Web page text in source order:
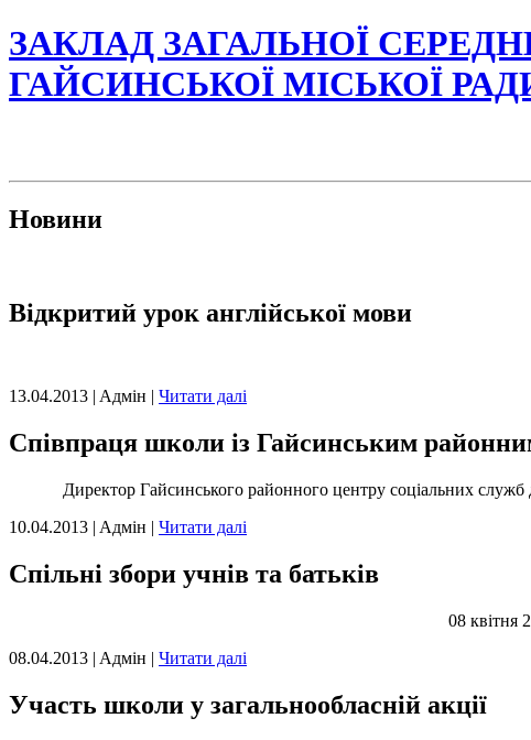
ЗАКЛАД ЗАГАЛЬНОЇ
ГАЙСИНСЬКОЇ МІСЬКОЇ
Новини
Відкритий урок англійської мови
13.04.2013 | Aдмін | Читати далі
Співпраця школи із Гайсинським
Директор Гайсинського районного центру соціальних
10.04.2013 | Aдмін | Читати далі
Спільні збори учнів та батьків
08 квітня
08.04.2013 | Aдмін | Читати далі
Участь школи у загальнообласній акції